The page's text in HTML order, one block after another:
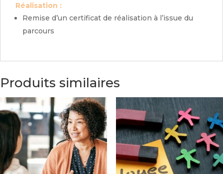
Réalisation :
Remise d’un certificat de réalisation à l’issue du
parcours
Produits similaires